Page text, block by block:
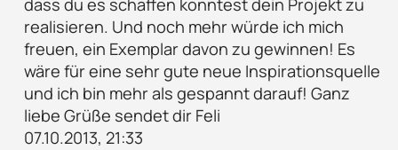
dass du es schaffen konntest dein Projekt zu
realisieren. Und noch mehr würde ich mich
freuen, ein Exemplar davon zu gewinnen! Es
wäre für eine sehr gute neue Inspirationsquelle
und ich bin mehr als gespannt darauf! Ganz
liebe Grüße sendet dir Feli
07.10.2013, 21:33